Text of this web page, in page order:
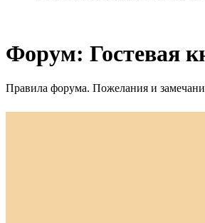
Форум: Гостевая
Правила форума. Пожелания и